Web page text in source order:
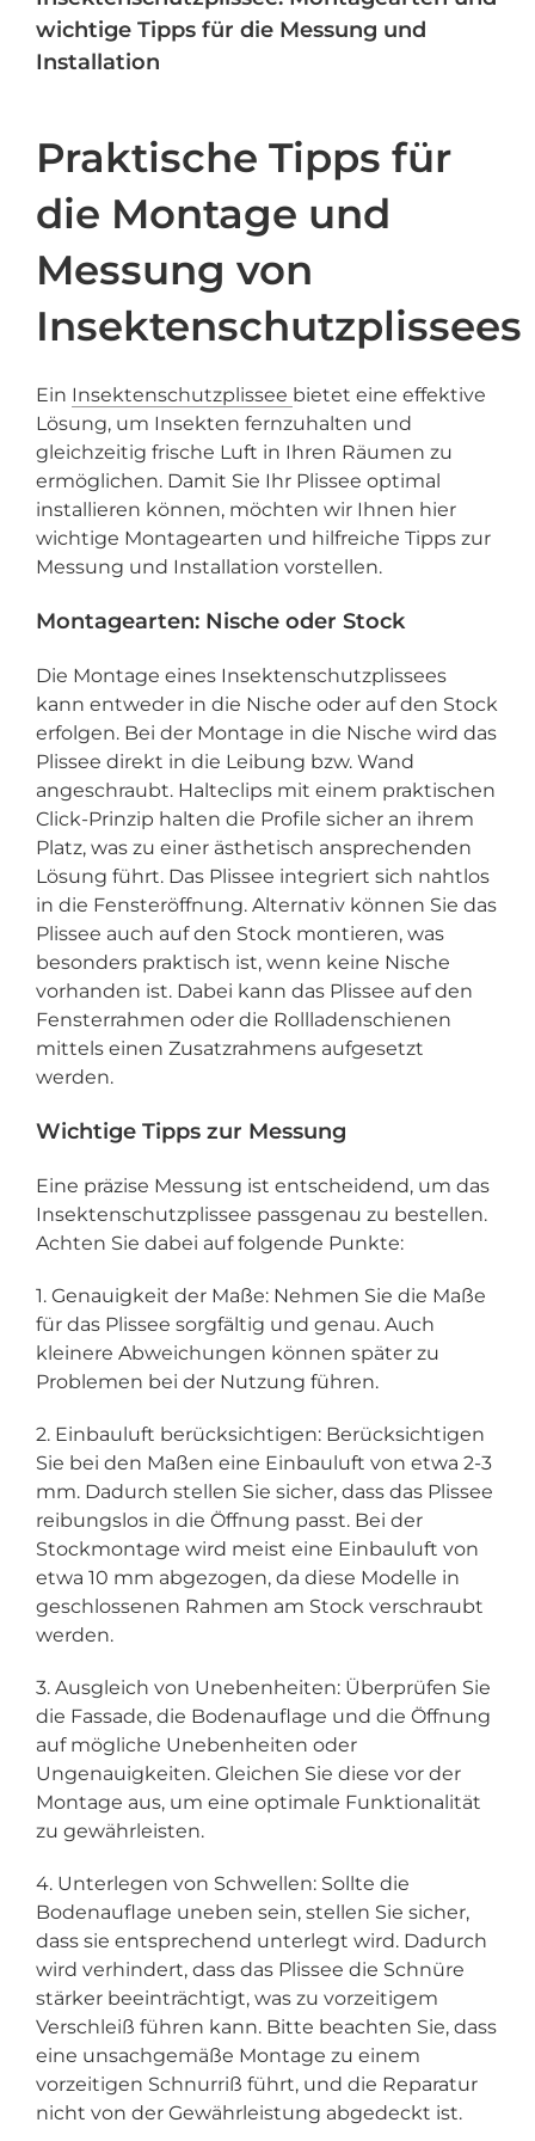
wichtige Tipps für die Messung und
Installation
Praktische Tipps für
die Montage und
Messung von
Insektenschutzplissees
Ein Insektenschutzplissee bietet eine effektive
Lösung, um Insekten fernzuhalten und
gleichzeitig frische Luft in Ihren Räumen zu
ermöglichen. Damit Sie Ihr Plissee optimal
installieren können, möchten wir Ihnen hier
wichtige Montagearten und hilfreiche Tipps zur
Messung und Installation vorstellen.
Montagearten: Nische oder Stock
Die Montage eines Insektenschutzplissees
kann entweder in die Nische oder auf den Stock
erfolgen. Bei der Montage in die Nische wird das
Plissee direkt in die Leibung bzw. Wand
angeschraubt. Halteclips mit einem praktischen
Click-Prinzip halten die Profile sicher an ihrem
Platz, was zu einer ästhetisch ansprechenden
Lösung führt. Das Plissee integriert sich nahtlos
in die Fensteröffnung. Alternativ können Sie das
Plissee auch auf den Stock montieren, was
besonders praktisch ist, wenn keine Nische
vorhanden ist. Dabei kann das Plissee auf den
Fensterrahmen oder die Rollladenschienen
mittels einen Zusatzrahmens aufgesetzt
werden.
Wichtige Tipps zur Messung
Eine präzise Messung ist entscheidend, um das
Insektenschutzplissee passgenau zu bestellen.
Achten Sie dabei auf folgende Punkte:
1. Genauigkeit der Maße: Nehmen Sie die Maße
für das Plissee sorgfältig und genau. Auch
kleinere Abweichungen können später zu
Problemen bei der Nutzung führen.
2. Einbauluft berücksichtigen: Berücksichtigen
Sie bei den Maßen eine Einbauluft von etwa 2-3
mm. Dadurch stellen Sie sicher, dass das Plissee
reibungslos in die Öffnung passt. Bei der
Stockmontage wird meist eine Einbauluft von
etwa 10 mm abgezogen, da diese Modelle in
geschlossenen Rahmen am Stock verschraubt
werden.
3. Ausgleich von Unebenheiten: Überprüfen Sie
die Fassade, die Bodenauflage und die Öffnung
auf mögliche Unebenheiten oder
Ungenauigkeiten. Gleichen Sie diese vor der
Montage aus, um eine optimale Funktionalität
zu gewährleisten.
4. Unterlegen von Schwellen: Sollte die
Bodenauflage uneben sein, stellen Sie sicher,
dass sie entsprechend unterlegt wird. Dadurch
wird verhindert, dass das Plissee die Schnüre
stärker beeinträchtigt, was zu vorzeitigem
Verschleiß führen kann. Bitte beachten Sie, dass
eine unsachgemäße Montage zu einem
vorzeitigen Schnurriß führt, und die Reparatur
nicht von der Gewährleistung abgedeckt ist.